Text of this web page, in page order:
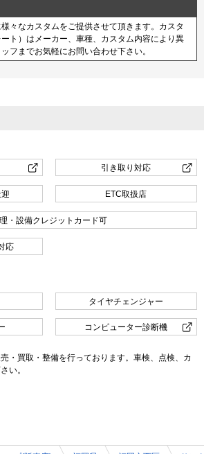
々なカスタムをご提供させて頂きます。カスタ
ト）はメーカー、車種、カスタム内容により異
フまでお気軽にお問い合わせ下さい。
引き取り対応
ETC取扱店
・設備クレジットカード可
応
タイヤチェンジャー
コンピューター診断機
・買取・整備を行っております。車検、点検、カ
い。